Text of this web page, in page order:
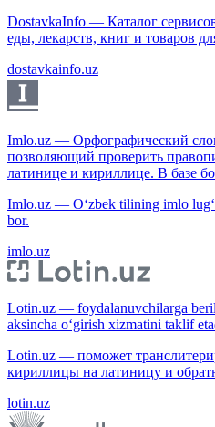
DostavkaInfo — Каталог
еды, лекарств, книг и товаров
dostavkainfo.uz
Imlo.uz — Орфографический
позволяющий проверить
латинице и кириллице. В базе
Imlo.uz — O‘zbek tilining imlo
bor.
imlo.uz
Lotin.uz — foydalanuvchilarga
aksincha o‘girish xizmatini taklif
Lotin.uz — поможет
кириллицы на латиницу и
lotin.uz